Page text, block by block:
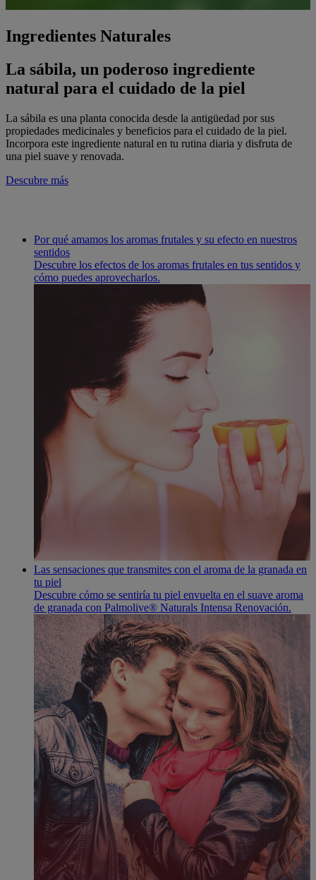
Ingredientes Naturales
La sábila, un poderoso ingrediente
natural para el cuidado de la piel
La sábila es una planta conocida desde la antigüedad por sus
propiedades medicinales y beneficios para el cuidado de la piel.
Incorpora este ingrediente natural en tu rutina diaria y disfruta de
una piel suave y renovada.
Descubre más
Por qué amamos los aromas frutales y su efecto en nuestros
sentidos
Descubre los efectos de los aromas frutales en tus sentidos y
cómo puedes aprovecharlos.
Las sensaciones que transmites con el aroma de la granada en
tu piel
Descubre cómo se sentiría tu piel envuelta en el suave aroma
de granada con Palmolive® Naturals Intensa Renovación.